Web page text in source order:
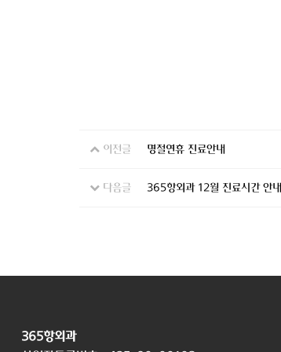
이전글 명절연휴 진료안내
다음글 365항외과 12월 진료시간 안내
365항외과